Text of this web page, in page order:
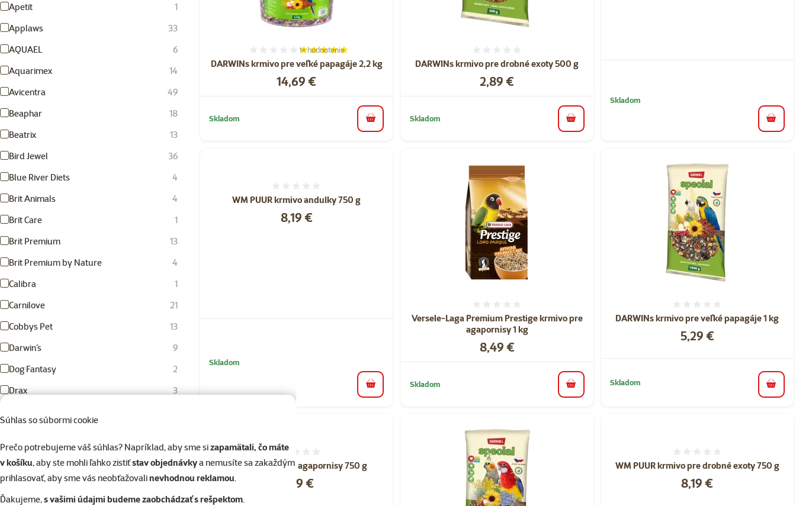
Súhlas so súbormi cookie
Prečo potrebujeme váš súhlas? Napríklad, aby sme sizapamätali, čo máte
v košíku, aby ste mohli ľahko zistiťstav objednávkya nemusíte sa zakaždým
prihlasovať, aby sme vás neobťažovalinevhodnou reklamou.
Ďakujeme,s vašimi údajmi budeme zaobchádzať s rešpektom.
Apetit
1
Applaws
33
AQUAEL
6
Aquarimex
14
Avicentra
49
Beaphar
18
Beatrix
13
Bird Jewel
36
Blue River Diets
4
Brit Animals
4
Brit Care
1
Brit Premium
13
Brit Premium by Nature
4
Calibra
1
Carnilove
21
Cobbys Pet
13
Darwin´s
9
Dog Fantasy
2
Drax
3
Eukanuba
15
Exo Terra
2
Felix
3
DARWINs krmivo pre veľké papagáje 2,2 kg
Hodnotenie 100%, počet hodnotení: 1
1×hodnotenie
Cena
14,69 €
Skladom do košíka
DARWINs krmivo pre drobné exoty 500 g
Cena
2,89 €
Skladom do košíka
Skladom
do
WM PUUR krmivo andulky 750 g
Cena
8,19 €
Skladom
do košíka
Versele-Laga Premium Prestige krmivo pre
agapornisy 1 kg
Cena
8,49 €
Skladom do košíka
DARWINs krmivo pre veľké papagáje 1 kg
Cena
5,29 €
Skladom
do
WM PUUR krmivo agapornisy 750 g
Cena
8,59 €
WM PUUR krmivo pre drobné exoty 750 g
Cena
8,19 €